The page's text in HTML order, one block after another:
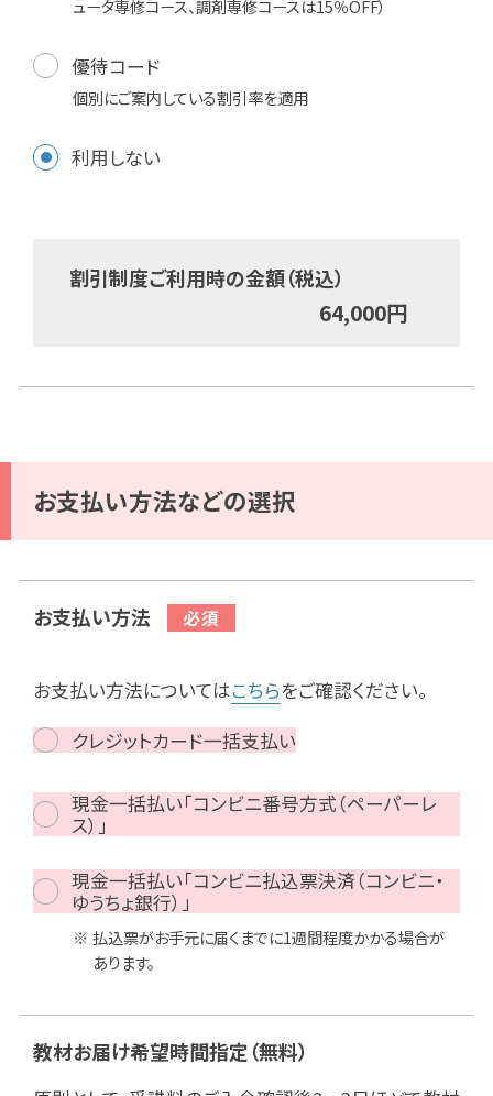
ュータ専修コース、調剤専修コースは15％OFF）
優待コード
個別にご案内している割引率を適用
利用しない
割引制度ご利用時の金額（税込）
64,000円
お支払い方法などの選択
お支払い方法
お支払い方法についてはこちらをご確認ください。
クレジットカード一括支払い
現金一括払い「コンビニ番号方式（ペーパーレ
ス）」
現金一括払い「コンビニ払込票決済（コンビニ・
ゆうちょ銀行）」
払込票がお手元に届くまでに1週間程度かかる場合が
あります。
教材お届け希望時間指定（無料）